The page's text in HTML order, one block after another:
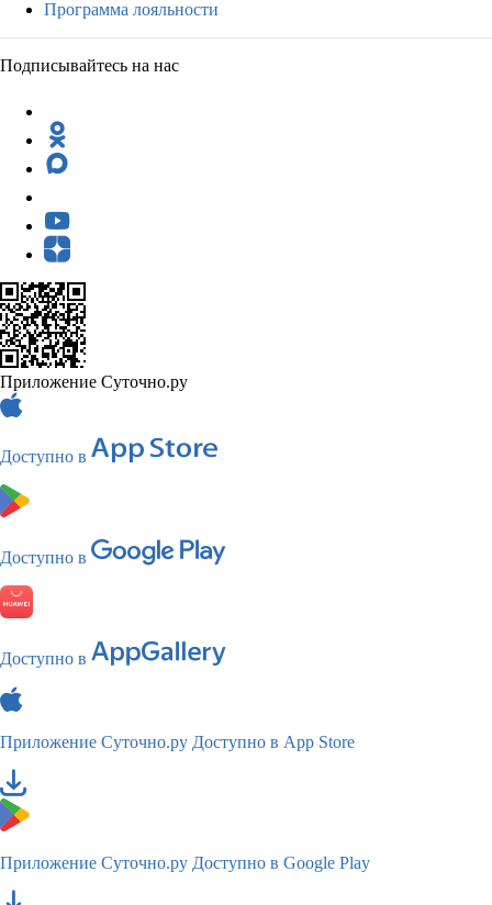
Программа лояльности
Подписывайтесь на нас
Приложение Суточно.ру
Доступно в
Доступно в
Доступно в
Приложение Суточно.ру Доступно в App Store
Приложение Суточно.ру Доступно в Google Play